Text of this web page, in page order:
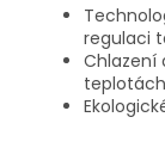
regulaci
Chlazení
teplotách